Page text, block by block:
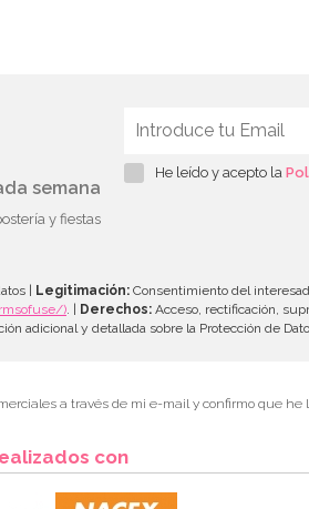
semana
y fiestas
He leído y acepto la
| Legitimación: Consentimiento del
) . | Derechos: Acceso, rectificación,
adicional y detallada sobre la Protección de
a través de mi e-mail y confirmo que he
con